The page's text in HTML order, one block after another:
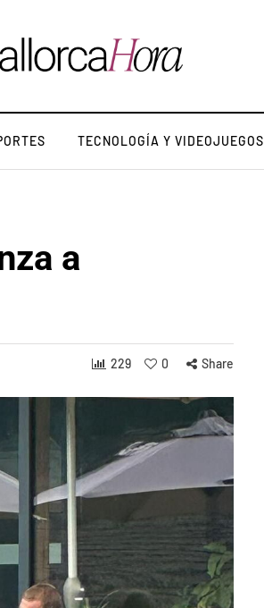
TECNOLOGÍA Y VIDEOJUEGOS
a
229 0 Share